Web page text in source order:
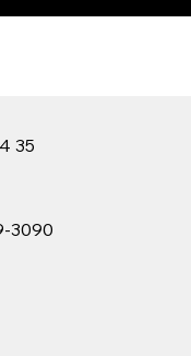
3090
35